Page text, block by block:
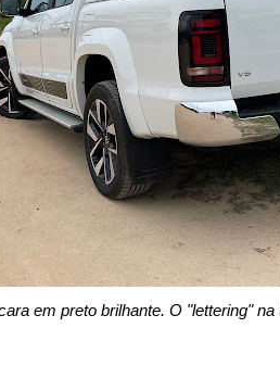
em preto brilhante. O "lettering"